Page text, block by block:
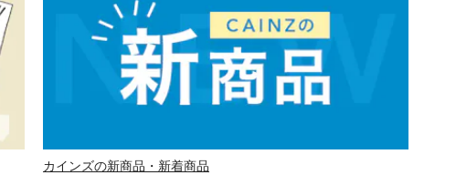
カインズの新商品・新着商品